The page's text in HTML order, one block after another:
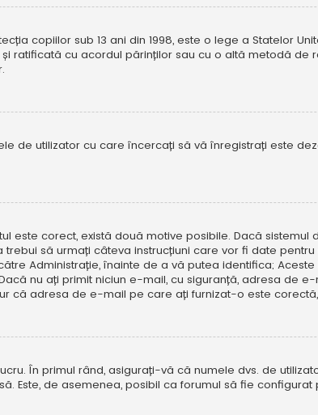
copiilor sub 13 ani din 1998, este o lege a Statelor
ratificată cu acordul părinților sau cu o altă metodă
de utilizator cu care încercați să vă înregistrați este
este corect, există două motive posibile. Dacă
trebui să urmați câteva instrucțiuni care vor fi date
Administrație, înainte de a vă putea identifica;
nu ați primit niciun e-mail, cu siguranță, adresa de
că adresa de e-mail pe care ați furnizat-o este
În primul rând, asigurați-vă că numele dvs. de
Este, de asemenea, posibil ca forumul să fie